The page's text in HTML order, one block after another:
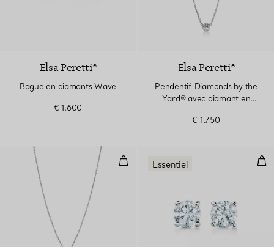
3 Matériaux
Elsa Peretti®
Bague en diamants Wave
€ 1.600
Elsa Peretti®
Pendentif Diamonds by the
Yard® avec diamant en
€ 1.750
Pendentif orné d’un diamant
Essentiel